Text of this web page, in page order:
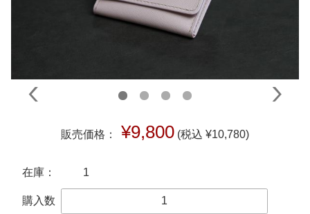
販売価格： ¥9,800 (税込 ¥10,780)
在庫： 1
購入数